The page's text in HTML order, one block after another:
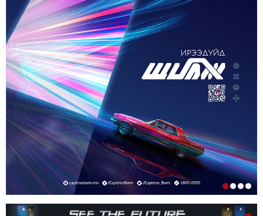
ОРОН НУТАГТ ГАЗАР ОЛГОХ ЭРХ МЭДЛИЙГ
ШИЛЖҮҮЛНЭ
1-р сар. 19, 2026, 10:54 a.m.
ТЭТГЭВРИЙН ЗЭЭЛИЙН ХҮҮГ БУУРУУЛАХ,
УРТАСГАХ ЧИГЛЭЛЭЭР АЖИЛЛАНА
1-р сар. 19, 2026, 10:52 a.m.
ИРГЭДИЙН НЭРИЙН ДАНСНЫ
ХУРИМТЛАЛЫГ НЭГ САЯД ХҮРГЭНЭ
1-р сар. 19, 2026, 10:48 a.m.
ЭНЭ ЖИЛ БҮХ НИЙТЭЭРЭЭ 15 ХОНОГ АМРАХ
НЬ